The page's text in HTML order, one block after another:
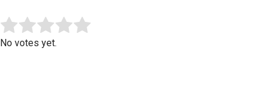
Rate this item:
No votes yet.